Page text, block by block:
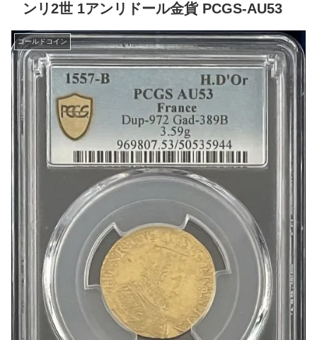
ンリ2世 1アンリドール金貨 PCGS-AU53
ゴールドコイン